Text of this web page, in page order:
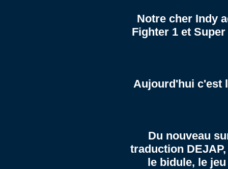
Notre cher Indy
Fighter 1 et
Aujourd'hui c'est
Du nouveau
traduction DEJAP
le bidule, le